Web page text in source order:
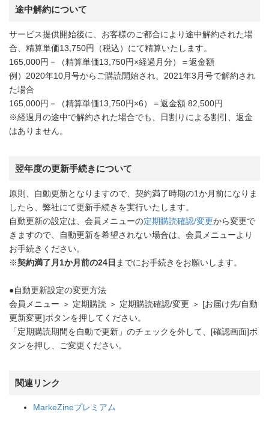
途中解約について
サービス提供開始後に、お客様のご都合により途中解約された場
合、精算単価13,750円（税込）にて精算いたします。
165,000円－（精算単価13,750円×経過月分）＝返金額
例）2020年10月号からご購読開始され、2021年3月号で解約され
た場合
165,000円－（精算単価13,750円×6）＝返金額 82,500円
※経過月の途中で解約された場合でも、日割りによる割引、返金
はありません。
翌年度の更新手続きについて
原則、自動更新となりますので、契約満了時期の1か月前になりま
したら、弊社にて更新手続きを実行いたします。
自動更新の設定は、会員メニューの定期購読確認/変更から変更で
きますので、自動更新を希望されない場合は、会員メニューより
お手続きください。
※契約満了月1か月前の24日 までにお手続きをお願いします。
●自動更新設定の変更方法
会員メニュー ＞ 定期購読 ＞ 定期購読確認/変更 ＞ [お届け先/自動
更新変更]ボタンを押してください。
「定期購読期間を自動で更新」のチェックを外して、[確認画面]ボ
タンを押し、ご変更ください。
関連リンク
MarkeZineプレミアム